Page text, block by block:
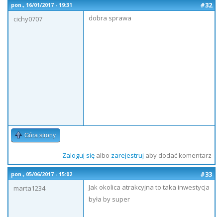
pon., 16/01/2017 - 19:31
#32
cichy0707
dobra sprawa
Góra strony
Zaloguj sięalbo zarejestruj aby dodać komentarz
pon., 05/06/2017 - 15:02
#33
marta1234
Jak okolica atrakcyjna to taka inwestycja
była by super